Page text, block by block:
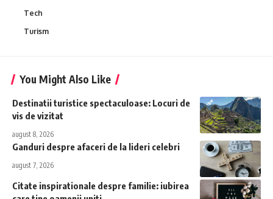
Tech
Turism
You Might Also Like
Destinatii turistice spectaculoase: Locuri de
vis de vizitat
august 8, 2026
Ganduri despre afaceri de la lideri celebri
august 7, 2026
Citate inspirationale despre familie: iubirea